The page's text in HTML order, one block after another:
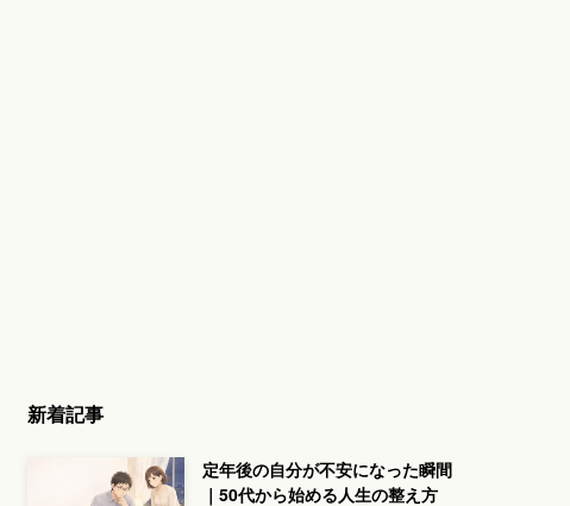
新着記事
定年後の自分が不安になった瞬間
｜50代から始める人生の整え方